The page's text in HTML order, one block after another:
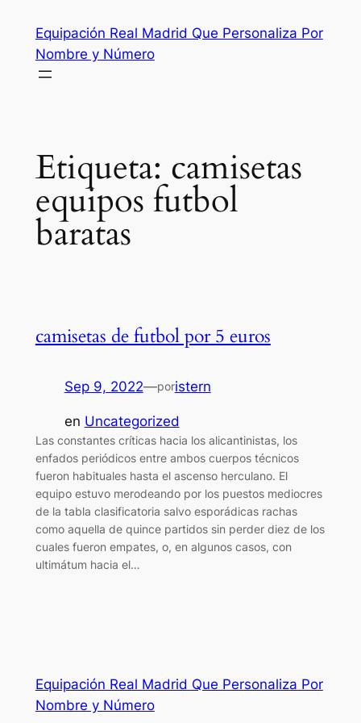
contenido
Equipación Real Madrid Que Personaliza Por
Nombre y Número
Etiqueta: camisetas
equipos futbol
baratas
camisetas de futbol por 5 euros
Sep 9, 2022—poristern
en Uncategorized
Las constantes críticas hacia los alicantinistas, los
enfados periódicos entre ambos cuerpos técnicos
fueron habituales hasta el ascenso herculano. El
equipo estuvo merodeando por los puestos mediocres
de la tabla clasificatoria salvo esporádicas rachas
como aquella de quince partidos sin perder diez de los
cuales fueron empates, o, en algunos casos, con
ultimátum hacia el…
Equipación Real Madrid Que Personaliza Por
Nombre y Número